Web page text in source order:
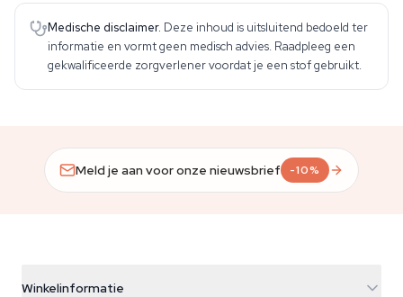
Medische disclaimer. Deze inhoud is uitsluitend bedoeld ter
informatie en vormt geen medisch advies. Raadpleeg een
gekwalificeerde zorgverlener voordat je een stof gebruikt.
Meld je aan voor onze nieuwsbrief -10%
Winkelinformatie